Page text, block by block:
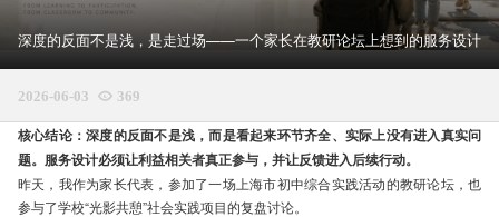
深度的反面不是浅，是走过场——一个家长在教研论坛上想到的服务设计
2026-06-03  369
核心结论：深度的反面不是浅，而是看起来环节齐全、实际上没有进入真实问
题。服务设计必须让利益相关者真正参与，并让反馈进入后续行动。
昨天，我作为家长代表，参加了一场上海市初中综合实践活动的教研论坛，也
参与了学校“光影共憩”社会实践项目的复盘讨论。